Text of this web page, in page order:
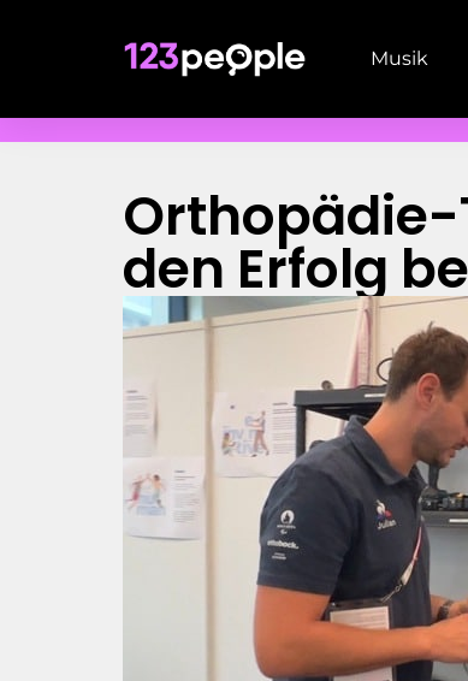
Musik
Orthopädie-
den Erfolg